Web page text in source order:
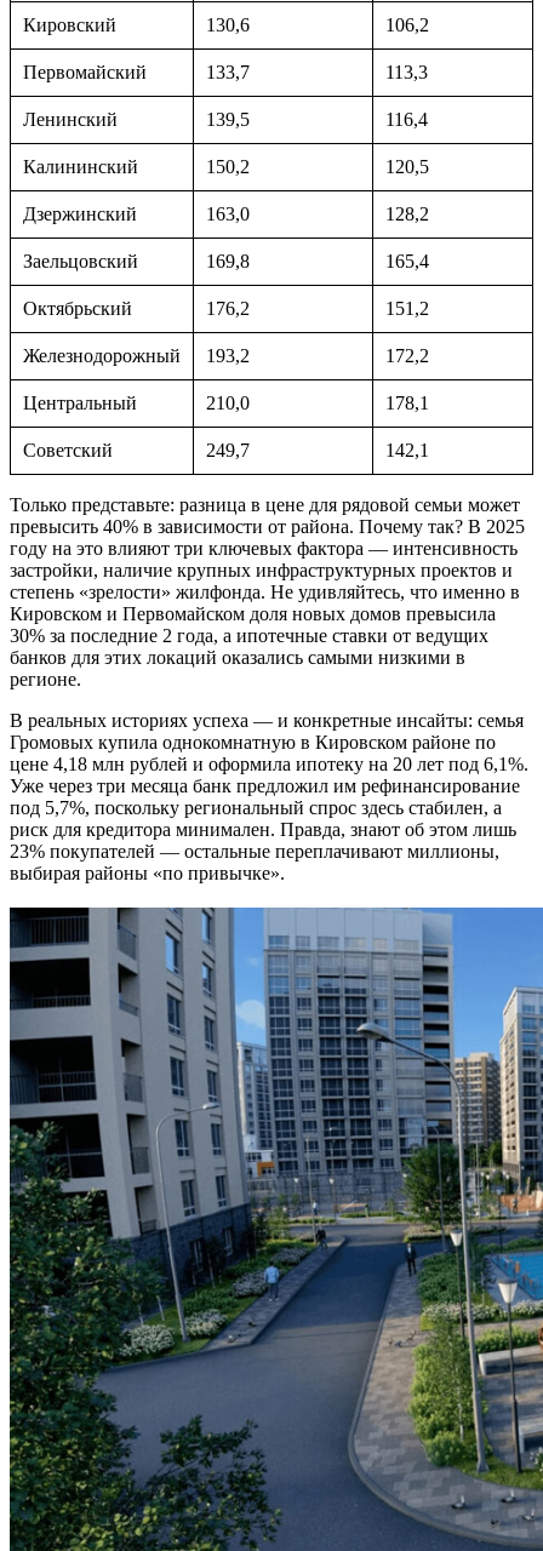
Кировский 130,6 106,2
Первомайский 133,7 113,3
Ленинский 139,5 116,4
Калининский 150,2 120,5
Дзержинский 163,0 128,2
Заельцовский 169,8 165,4
Октябрьский 176,2 151,2
Железнодорожный 193,2 172,2
Центральный 210,0 178,1
Советский 249,7 142,1
Только представьте: разница в цене для рядовой семьи может
превысить 40% в зависимости от района. Почему так? В 2025
году на это влияют три ключевых фактора — интенсивность
застройки, наличие крупных инфраструктурных проектов и
степень «зрелости» жилфонда. Не удивляйтесь, что именно в
Кировском и Первомайском доля новых домов превысила
30% за последние 2 года, а ипотечные ставки от ведущих
банков для этих локаций оказались самыми низкими в
регионе.
В реальных историях успеха — и конкретные инсайты: семья
Громовых купила однокомнатную в Кировском районе по
цене 4,18 млн рублей и оформила ипотеку на 20 лет под 6,1%.
Уже через три месяца банк предложил им рефинансирование
под 5,7%, поскольку региональный спрос здесь стабилен, а
риск для кредитора минимален. Правда, знают об этом лишь
23% покупателей — остальные переплачивают миллионы,
выбирая районы «по привычке».